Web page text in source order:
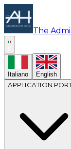
The
Italiano English
APPLICATION